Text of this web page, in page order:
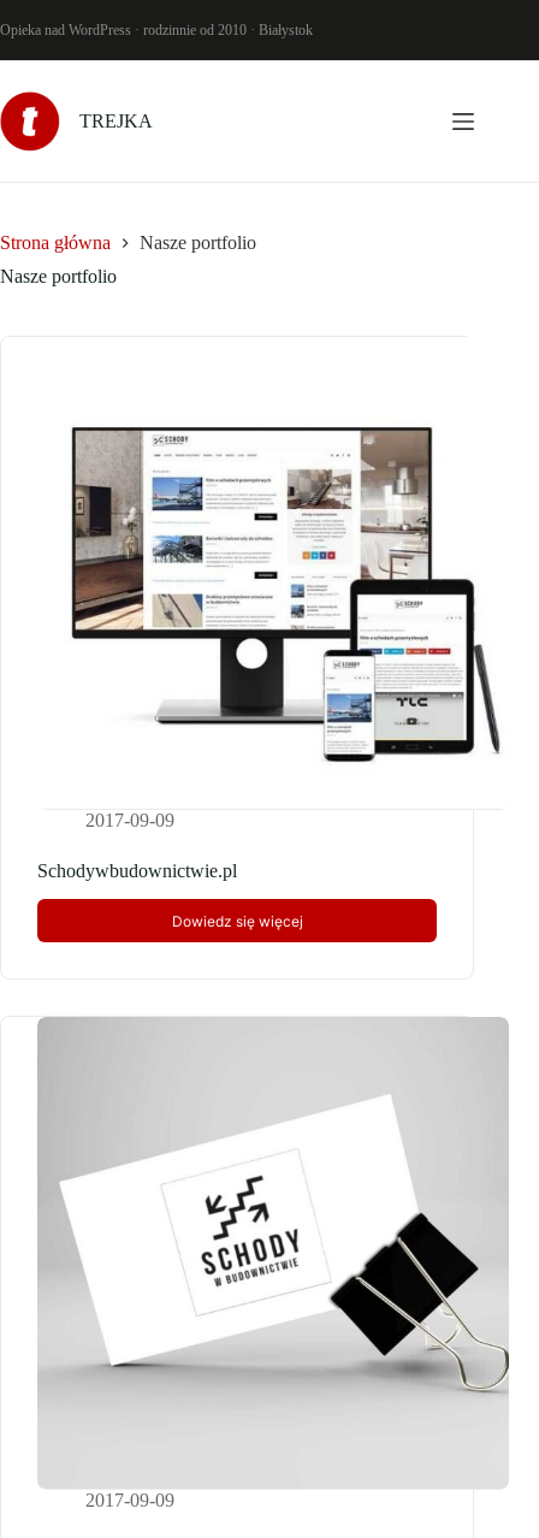
do
Opieka nad WordPress · rodzinnie od 2010 · Białystok
TREJKA
Strona główna
Nasze portfolio
Nasze portfolio
2017-09-09
Schodywbudownictwie.pl
Dowiedz się więcejSchodywbudownictwie.pl
2017-09-09